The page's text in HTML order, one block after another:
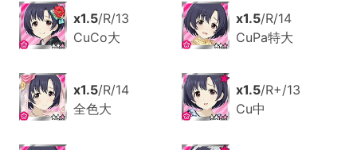
x1.5/R/13
CuCo大
x1.5/R/14
CuPa特大
x1.5/R/14
全色大
x1.5/R+/13
Cu中